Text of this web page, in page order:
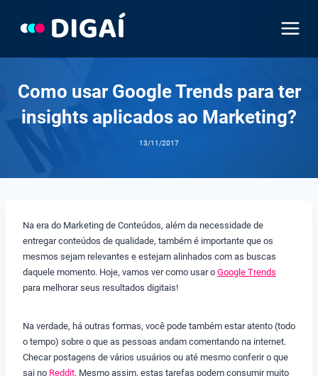
Como usar Google Trends para ter
insights aplicados ao Marketing?
13/11/2017
Na era do Marketing de Conteúdos, além da necessidade de
entregar conteúdos de qualidade, também é importante que os
mesmos sejam relevantes e estejam alinhados com as buscas
daquele momento. Hoje, vamos ver como usar o Google Trends
para melhorar seus resultados digitais!
Na verdade, há outras formas, você pode também estar atento (todo
o tempo) sobre o que as pessoas andam comentando na internet.
Checar postagens de vários usuários ou até mesmo conferir o que
sai no Reddit. Mesmo assim, estas tarefas podem consumir muito